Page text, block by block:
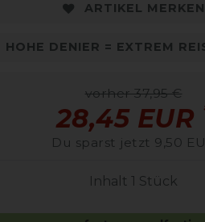
ARTIKEL MERKEN
HOHE DENIER = EXTREM
vorher 37,95 €
28,45 EUR
Du sparst jetzt 9,50
Inhalt 1 Stück